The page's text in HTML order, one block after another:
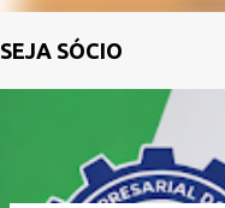
SEJA SÓCIO